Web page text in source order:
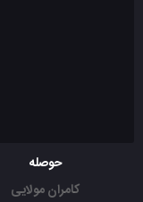
حوصله
کامران مولایی